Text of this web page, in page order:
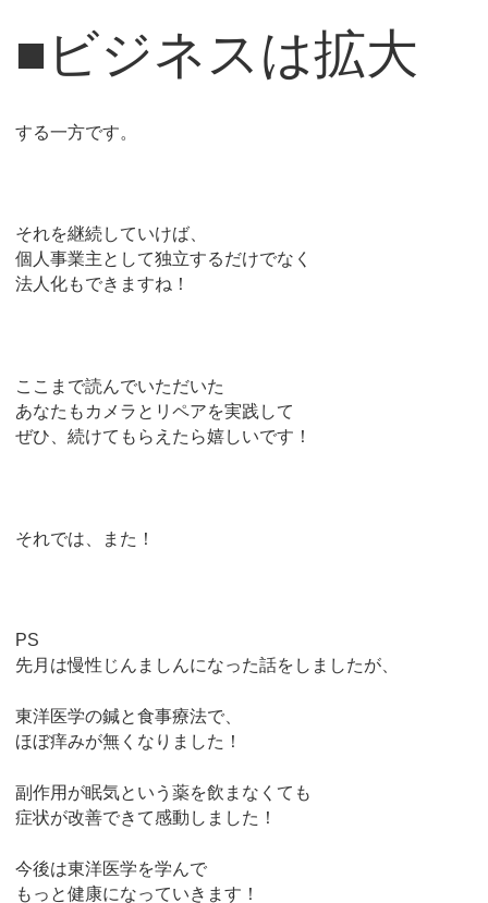
■ビジネスは拡大
する一方です。
それを継続していけば、
個人事業主として独立するだけでなく
法人化もできますね！
ここまで読んでいただいた
あなたもカメラとリペアを実践して
ぜひ、続けてもらえたら嬉しいです！
それでは、また！
PS
先月は慢性じんましんになった話をしましたが、
東洋医学の鍼と食事療法で、
ほぼ痒みが無くなりました！
副作用が眠気という薬を飲まなくても
症状が改善できて感動しました！
今後は東洋医学を学んで
もっと健康になっていきます！